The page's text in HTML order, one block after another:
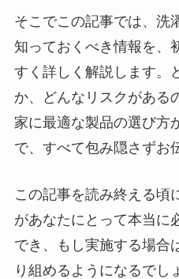
そこでこの記事では、洗
知っておくべき情報を、
すく詳しく解説します。
か、どんなリスクがある
家に最適な製品の選び方
で、すべて包み隠さずお
この記事を読み終える頃
があなたにとって本当に
でき、もし実施する場合
り組めるようになるでし